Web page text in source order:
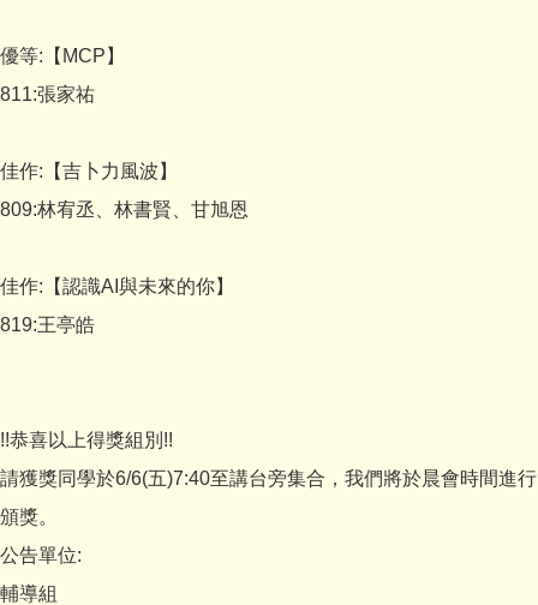
優等:【MCP】
811:張家祐
佳作:【吉卜力風波】
809:林宥丞、林書賢、甘旭恩
佳作:【認識AI與未來的你】
819:王亭皓
!!恭喜以上得獎組別!!
請獲獎同學於6/6(五)7:40至講台旁集合，我們將於晨會時間進行
頒獎。
公告單位:
輔導組